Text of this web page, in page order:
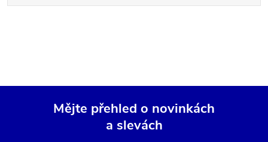
Mějte přehled o novinkách
a slevách